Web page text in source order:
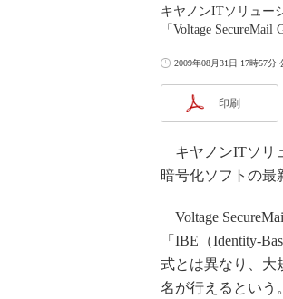
キヤノンITソリュー
「Voltage SecureMail
2009年08月31日 17時57分
印刷
キヤノンITソリ
暗号化ソフトの最
Voltage
「IBE（Identity-
式とは異なり、大
名が行えるという。